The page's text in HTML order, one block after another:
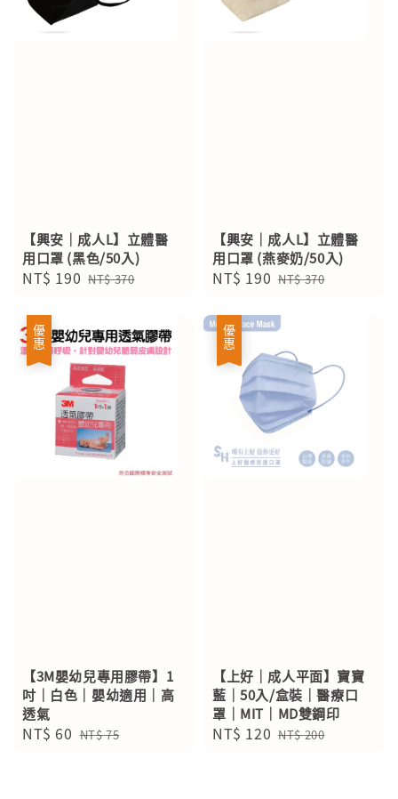
【興安｜成人L】立體醫
用口罩 (黑色/50入)
Sale
NT$ 190 Regular
NT$ 370
【興安｜成人L】立體醫
用口罩 (燕麥奶/50入)
Sale
NT$ 190 Regular
NT$ 370
優惠
【3M嬰幼兒專用膠帶】1
吋｜白色｜嬰幼適用｜高
透氣
Sale
NT$ 60 Regular
NT$ 75
優惠
【上好｜成人平面】寶寶
藍｜50入/盒裝｜醫療口
罩｜MIT｜MD雙鋼印
Sale
NT$ 120 Regular
NT$ 200